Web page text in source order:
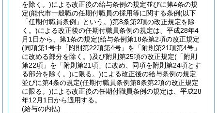
を除く。)による改正後の給与条例の規定並びに第4条の規
定(能代市一般職の任期付職員の採用等に関する条例(以下
「任期付職員条例」という。)第8条第2項の改正規定を除
く。)による改正後の任期付職員条例の規定は、平成28年4
月1日から、第1条の規定(給与条例第18条第2項の改正規定
(同項第1号中「附則第22項第4号」を「附則第21項第4号」
に改める部分を除く。)及び附則第25項の改正規定(「附則
第22項」を「附則第21項」に改め、同項を附則第24項とす
る部分を除く。)に限る。)による改正後の給与条例の規定
並びに第4条の規定(任期付職員条例第8条第2項の改正規定
に限る。)による改正後の任期付職員条例の規定は、平成28
年12月1日から適用する。
(給与の内払)